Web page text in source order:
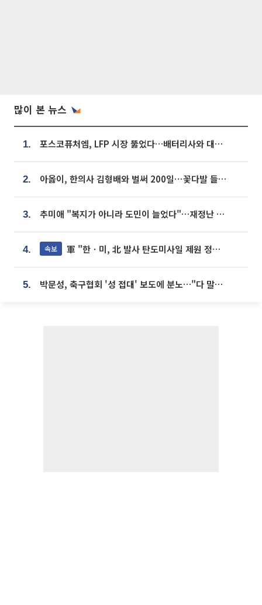
많이 본 뉴스
1. 포스코퓨처엠, LFP 시장 뚫었다…배터리사와 대규모 장기 공급 합의
2. 아옳이, 한의사 김형배와 벌써 200일⋯꽃다발 들고 "프러포즈 아냐"
3. 추미애 "복지가 아니라 도민이 늘었다"…재정난 책임론 정면돌파
4. 속보 軍 "한ㆍ미, 北 발사 탄도미사일 제원 정밀분석 중"
5. 박문성, 축구협회 '성 접대' 보도에 분노…"다 말아먹으려고 작정했나"